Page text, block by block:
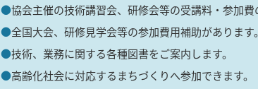
協会主催の技術講習会、研修会等の受講料・参加費
全国大会、研修見学会等の参加費用補助があります。
技術、業務に関する各種図書をご案内します。
高齢化社会に対応するまちづくりへ参加できます。